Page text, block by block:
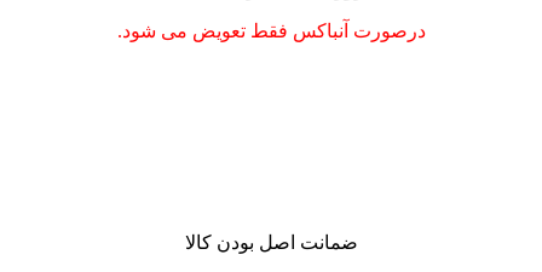
درصورت آنباکس فقط تعویض می شود.
ضمانت اصل بودن کالا